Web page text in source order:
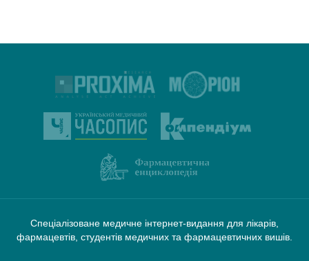
Спеціалізоване медичне інтернет-видання для лікарів,
фармацевтів, студентів медичних та фармацевтичних вишів.